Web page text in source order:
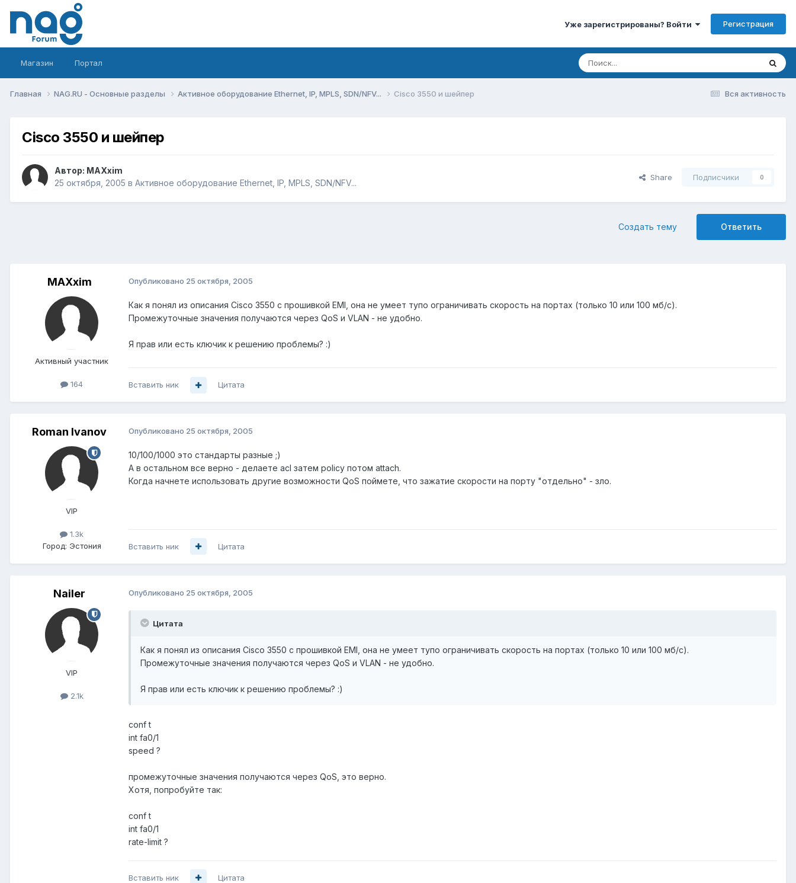
Уже зарегистрированы? Войти Регистрация
Магазин Портал
Вся активность
Главная NAG.RU - Основные разделы Активное оборудование Ethernet, IP, MPLS, SDN/NFV... Cisco 3550 и шейпер
Cisco 3550 и шейпер
Автор: MAXxim
25 октября, 2005 в Активное оборудование Ethernet, IP, MPLS, SDN/NFV...
Share Подписчики 0
Ответить
Создать тему
MAXxim
Активный участник
164
Опубликовано 25 октября, 2005
Как я понял из описания Cisco 3550 с прошивкой EMI, она не умеет тупо ограничивать скорость на портах (только 10 или 100 мб/с).
Промежуточные значения получаются через QoS и VLAN - не удобно.
Я прав или есть ключик к решению проблемы? :)
Вставить ник Цитата
Roman Ivanov
VIP
1.3k
Город: Эстония
Опубликовано 25 октября, 2005
10/100/1000 это стандарты разные ;)
А в остальном все верно - делаете acl затем policy потом attach.
Когда начнете использовать другие возможности QoS поймете, что зажатие скорости на порту "отдельно" - зло.
Вставить ник Цитата
Nailer
VIP
2.1k
Опубликовано 25 октября, 2005
Цитата
Как я понял из описания Cisco 3550 с прошивкой EMI, она не умеет тупо ограничивать скорость на портах (только 10 или 100 мб/с).
Промежуточные значения получаются через QoS и VLAN - не удобно.
Я прав или есть ключик к решению проблемы? :)
conf t
int fa0/1
speed ?
промежуточные значения получаются через QoS, это верно.
Хотя, попробуйте так:
conf t
int fa0/1
rate-limit ?
Вставить ник Цитата